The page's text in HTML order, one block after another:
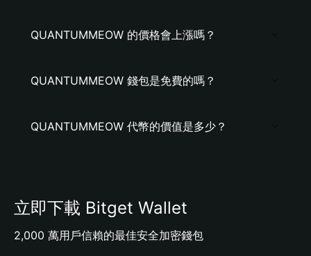
QUANTUMMEOW 的價格會上漲嗎？
QUANTUMMEOW 錢包是免費的嗎？
QUANTUMMEOW 代幣的價值是多少？
立即下載 Bitget Wallet
2,000 萬用戶信賴的最佳安全加密錢包